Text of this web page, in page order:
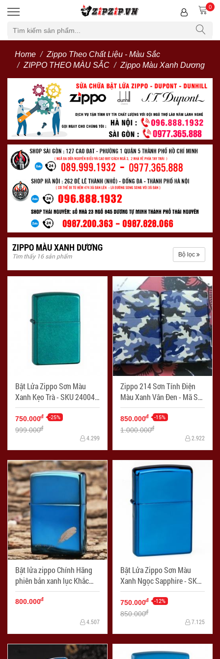
0
Home
Zippo Theo Chất Liệu - Màu Sắc
ZIPPO THEO MÀU SẮC
Zippo Màu Xanh Dương
ZIPPO MÀU XANH DƯƠNG
Tìm thấy 16 sản phẩm Bộ lọc
Bật Lửa Zippo Sơn Màu
Xanh Kẹo Trà - SKU 24004
– Zippo Candy Teal - Mã SP:
ZPC1872
750.000đ -25%
999.000đ
4.299
Zippo 214 Sơn Tính Điện
Màu Xanh Vân Đen - Mã SP:
ZPC1739
850.000đ -15%
1.000.000đ
2.922
Bật lửa zippo Chính Hãng
phiên bản xanh lục Khắc
true love - Mã SP: ZPC1779
800.000đ
4.507
Bật Lửa Zippo Sơn Màu
Xanh Ngọc Sapphire - SKU
20446 – Zippo Sapphire -
Mã SP: ZPC0186
750.000đ -12%
850.000đ
7.125